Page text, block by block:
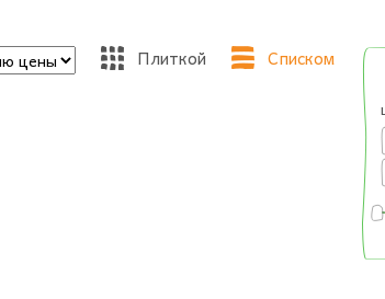
Плиткой Списком